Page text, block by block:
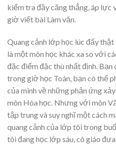
kiểm tra đầy căng thẳng, áp lực
giờ viết bài Làm văn.
Quang cảnh lớp học lúc đấy
là một môn học khác xa so với
đặc điểm đặc thù nhất định. Bạn
trong giờ học Toán, bạn có thể
của mình về những phản ứng
môn Hóa học. Nhưng với môn
tập trung và suy nghĩ một cách
quang cảnh của lớp tôi trong
tôi đang học lớp sáu, cô giáo